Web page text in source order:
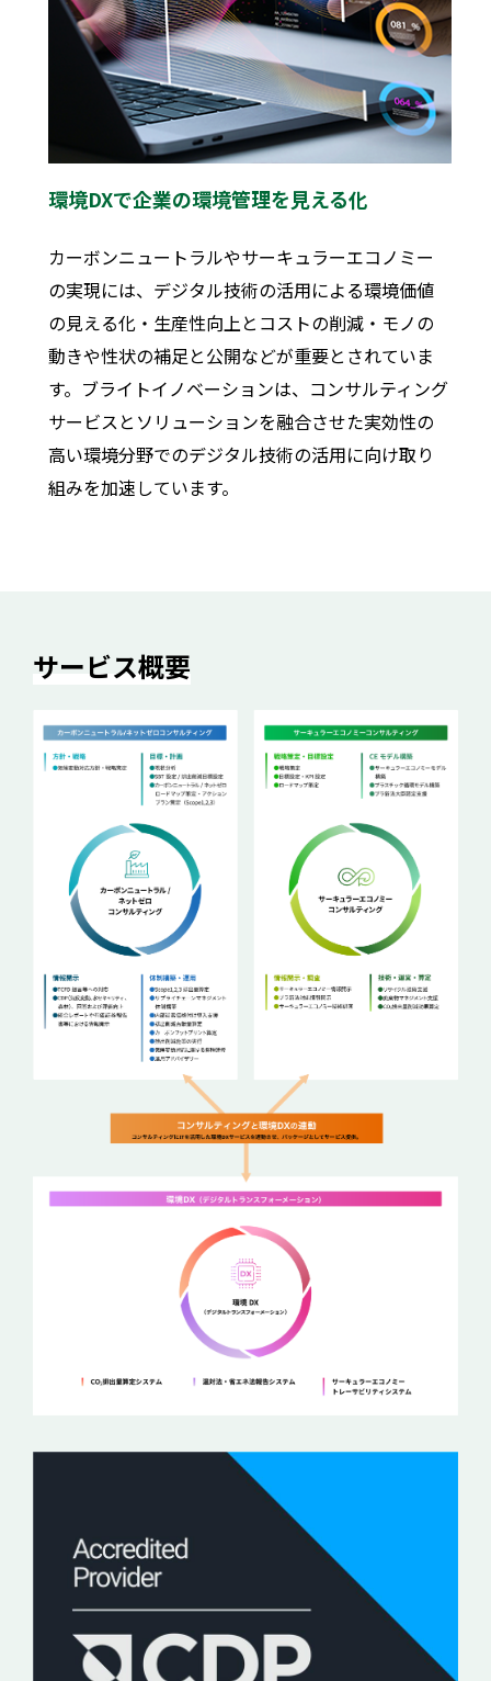
環境DXで企業の環境管理を見える化
カーボンニュートラルやサーキュラーエコノミー
の実現には、デジタル技術の活用による環境価値
の見える化・生産性向上とコストの削減・モノの
動きや性状の補足と公開などが重要とされていま
す。ブライトイノベーションは、コンサルティング
サービスとソリューションを融合させた実効性の
高い環境分野でのデジタル技術の活用に向け取り
組みを加速しています。
サービス概要